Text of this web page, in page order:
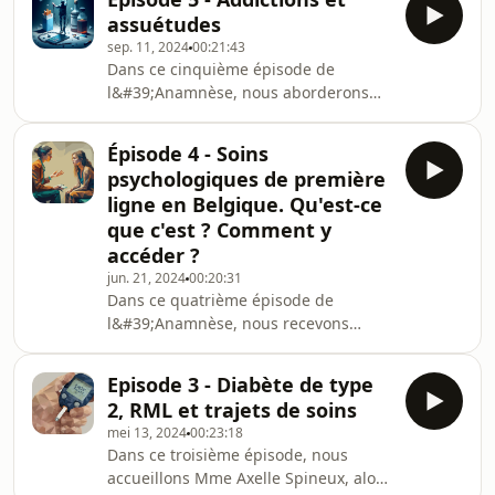
que le CMG ? Quelles structures y
sont représentées ? Quelles sont ses
missions ? etc. Nous y abordons
également le premier congrès de
médecine générale organisé par
celui-ci les 14 et 15 novembre
prochains à Namur
: https://www.lecmg.be/congres-2024/
Pour e
assuétudes
sep. 11, 202400:21:43
Dans ce cinquième épisode de
l&#39;Anamnèse, nous aborderons
assuétudes : Qu&#39;est-ce que
c&#39;est ? Comment y faire face ?
Quel est le rôle du médecin
généraliste dans la prise en charge
des assuétudes ? Comment
accompagner les personnes atteintes
d&#39;addictions ? etc. Pour en
parler, nous accueillons Madame
Céline Hansen, psychologue et coordi
Épisode 4 - Soins
psychologiques de première
ligne en Belgique. Qu'est-ce
que c'est ? Comment y
accéder ?
jun. 21, 202400:20:31
Dans ce quatrième épisode de
l&#39;Anamnèse, nous recevons
Santé Mentale de l&#39;Est
Francophone (www.resme.be). Nous y
abordons la thématique des soins
psychologiques de première ligne.
Que sont-ils ? Quel est leur rôle ?
Episode 3 - Diabète de type
2, RML et trajets de soins
mei 13, 202400:23:18
Dans ce troisième épisode, nous
accueillons Mme Axelle Spineux, alors